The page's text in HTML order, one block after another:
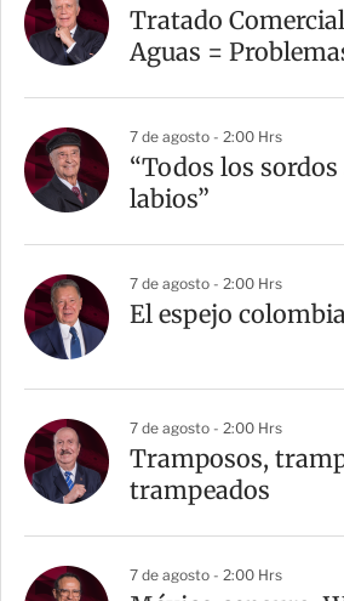
Tratado
Aguas =
7 de agosto - 2:00 Hrs
“Todos los
labios”
7 de agosto - 2:00 Hrs
El espejo
7 de agosto - 2:00 Hrs
Tramposos,
trampeados
7 de agosto - 2:00 Hrs